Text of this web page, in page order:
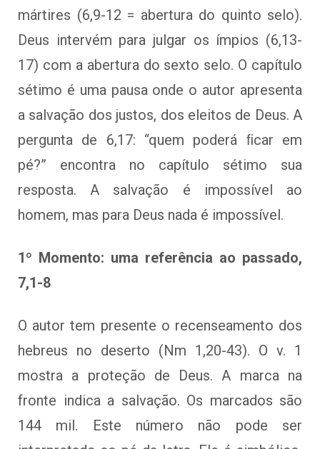
mártires (6,9-12 = abertura do quinto selo).
Deus intervém para julgar os ímpios (6,13-
17) com a abertura do sexto selo. O capítulo
sétimo é uma pausa onde o autor apresenta
a salvação dos justos, dos eleitos de Deus. A
pergunta de 6,17: “quem poderá ﬁcar em
pé?” encontra no capítulo sétimo sua
resposta. A salvação é impossível ao
homem, mas para Deus nada é impossível.
1º Momento: uma referência ao passado,
7,1-8
O autor tem presente o recenseamento dos
hebreus no deserto (Nm 1,20-43). O v. 1
mostra a proteção de Deus. A marca na
fronte indica a salvação. Os marcados são
144 mil. Este número não pode ser